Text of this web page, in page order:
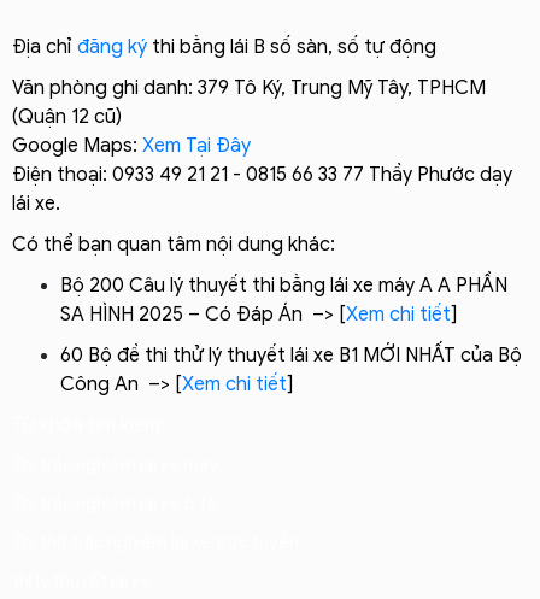
Địa chỉ đăng ký thi bằng lái B số sàn, số tự động
Văn phòng ghi danh: 379 Tô Ký, Trung Mỹ Tây, TPHCM
(Quận 12 cũ)
Google Maps: Xem Tại Đây
Điện thoại: 0933 49 21 21 - 0815 66 33 77 Thầy Phước dạy
lái xe.
Có thể bạn quan tâm nội dung khác:
Bộ 200 Câu lý thuyết thi bằng lái xe máy A A PHẦN
SA HÌNH 2025 – Có Đáp Án –> [Xem chi tiết]
60 Bộ đề thi thử lý thuyết lái xe B1 MỚI NHẤT của Bộ
Công An –> [Xem chi tiết]